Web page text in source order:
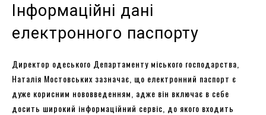
Інформаційні дані
електронного паспорту
Директор одеського Департаменту міського господарства,
Наталія Мостовських зазначає, що електронний паспорт є
дуже корисним нововведенням, адже він включає в себе
досить широкий інформаційний сервіс, до якого входить